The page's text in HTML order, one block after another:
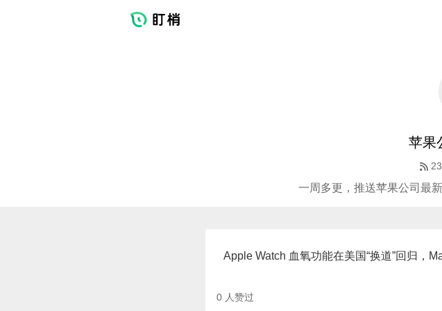
苹果
23
一周多更，推送苹果公司最
Apple Watch 血氧功能在美国“换道”回归，
0 人赞过